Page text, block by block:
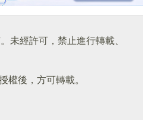
未經許可，禁止進行轉載、
權後，方可轉載。